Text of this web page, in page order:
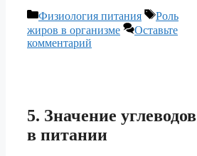
Рубрики
Физиология питания Метки
Роль
жиров в организме
Оставьте
комментарий
5. Значение углеводов
в питании